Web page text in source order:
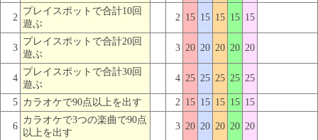
2
プレイスポットで合計10回
遊ぶ
2 15 15 15 15 15
3
プレイスポットで合計20回
遊ぶ
3 20 20 20 20 20
4
プレイスポットで合計30回
遊ぶ
4 25 25 25 25 25
5 カラオケで90点以上を出す 2 15 15 15 15 15
6
カラオケで3つの楽曲で90点
以上を出す
3 20 20 20 20 20